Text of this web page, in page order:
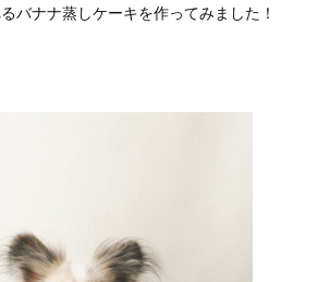
バナナ蒸しケーキを作ってみました！